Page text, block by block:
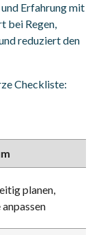
Erfahrung mit
bei Regen,
reduziert den
Checkliste:
planen,
anpassen